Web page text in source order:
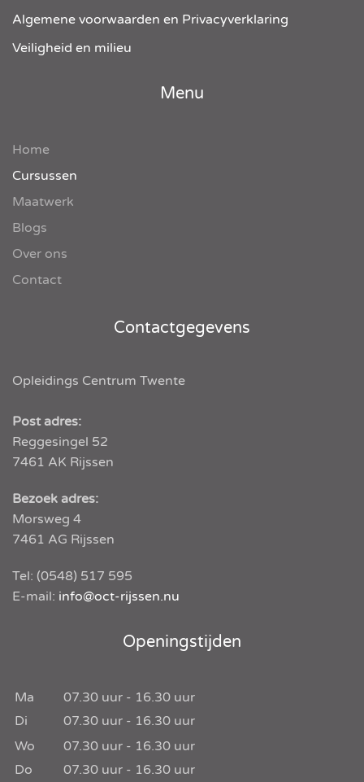
Algemene voorwaarden en Privacyverklaring
Veiligheid en milieu
Menu
Home
Cursussen
Maatwerk
Blogs
Over ons
Contact
Contactgegevens
Opleidings Centrum Twente
Post adres:
Reggesingel 52
7461 AK Rijssen
Bezoek adres:
Morsweg 4
7461 AG Rijssen
Tel: (0548) 517 595
E-mail: info@oct-rijssen.nu
Openingstijden
Ma 07.30 uur - 16.30 uur
Di
07.30 uur - 16.30 uur
Wo
07.30 uur - 16.30 uur
Do
07.30 uur - 16.30 uur